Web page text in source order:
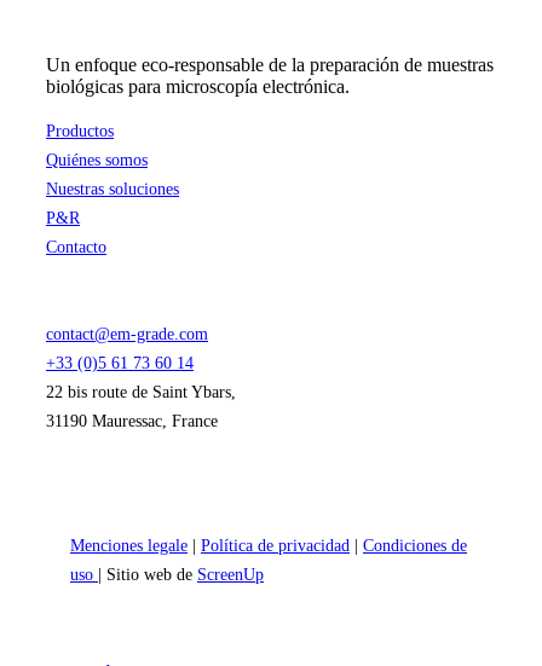
Un enfoque eco-responsable de la preparación de muestras
biológicas para microscopía electrónica.
Productos
Quiénes somos
Nuestras soluciones
P&R
Contacto
contact@em-grade.com
+33 (0)5 61 73 60 14
22 bis route de Saint Ybars,
31190 Mauressac, France
Menciones legale Política de privacidad
Condiciones de
uso
| Sitio web de ScreenUp